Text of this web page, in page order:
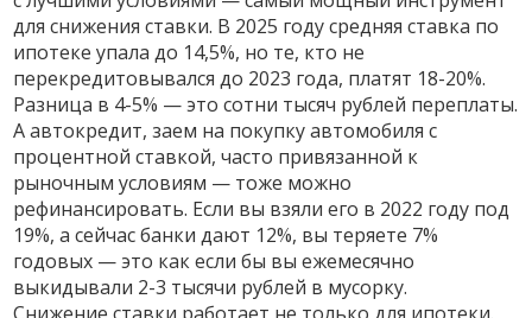
для снижения ставки. В 2025 году средняя ставка по
ипотеке упала до 14,5%, но те, кто не
перекредитовывался до 2023 года, платят 18-20%.
Разница в 4-5% — это сотни тысяч рублей переплаты.
Аавтокредит,заем на покупку автомобиля с
процентной ставкой, часто привязанной к
рыночным условиям — тоже можно
рефинансировать. Если вы взяли его в 2022 году под
19%, а сейчас банки дают 12%, вы теряете 7%
годовых — это как если бы вы ежемесячно
выкидывали 2-3 тысячи рублей в мусорку.